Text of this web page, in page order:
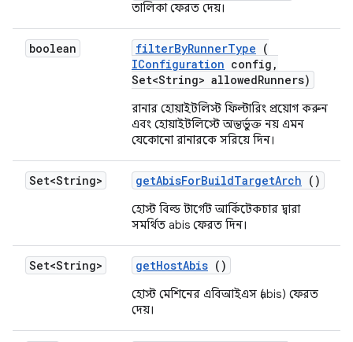
তালিকা ফেরত দেয়।
boolean filterByRunnerType (
IConfiguration config ,
Set<String> allowedRunners)
রানার হোয়াইটলিস্ট ফিল্টারিং প্রয়োগ করুন
এবং হোয়াইটলিস্টে অন্তর্ভুক্ত নয় এমন
যেকোনো রানারকে সরিয়ে দিন।
Set<String> getAbisForBuildTargetArch ()
হোস্ট বিল্ড টার্গেট আর্কিটেকচার দ্বারা
সমর্থিত abis ফেরত দিন।
Set<String> getHostAbis ()
হোস্ট মেশিনের এবিআইএস (abis) ফেরত
দেয়।